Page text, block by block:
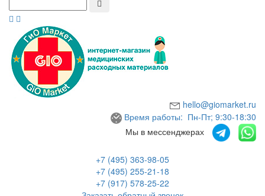
hello@giomarket.ru
Время работы: Пн-Пт; 9:30-18:30
Мы в мессенджерах
+7 (495) 363-98-05
+7 (495) 255-21-18
+7 (917) 578-25-22